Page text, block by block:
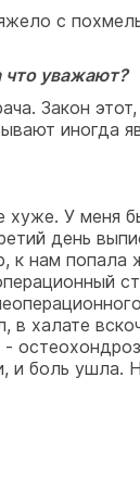
с
что уважают?
Закон
иногда
У меня
день
к нам
халате
боль ушла.